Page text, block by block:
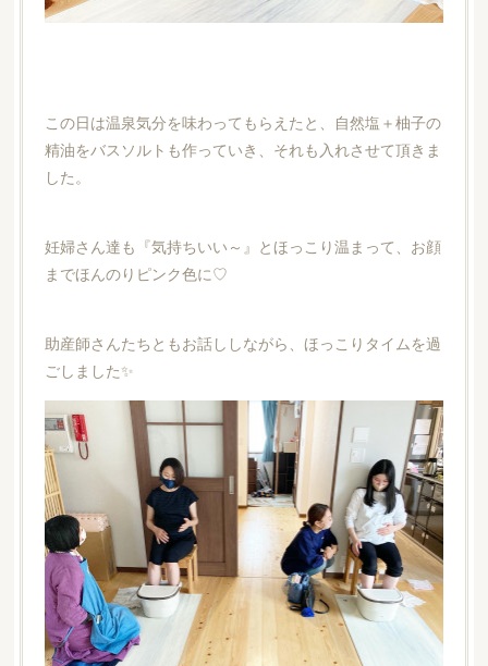
この日は温泉気分を味わってもらえたと、自然塩＋柚子の
精油をバスソルトも作っていき、それも入れさせて頂きま
した。
妊婦さん達も『気持ちいい～』とほっこり温まって、お顔
までほんのりピンク色に♡
助産師さんたちともお話ししながら、ほっこりタイムを過
ごしました✨